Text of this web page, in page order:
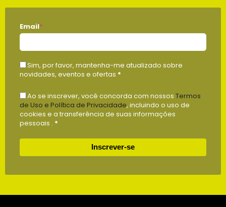
Email*
Sim, por favor, mantenha-me atualizado sobre
novidades, eventos e ofertas *
Ao se inscrever, você concorda com nossos Termos
de Uso e Política de Privacidade, incluindo o uso de
cookies e a transferência de suas informações
pessoais . *
Inscrever-se